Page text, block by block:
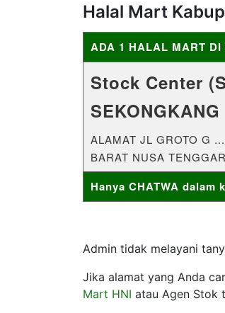
Halal Mart
ADA 1 HALAL MART
Stock Center
SEKONGKANG
ALAMAT JL GROTO G
BARAT NUSA
Hanya CHATWA
Admin tidak melayani
Jika alamat yang Anda
Mart HNI atau Agen Stok